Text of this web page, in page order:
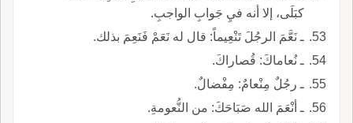
كبَلَى، إلا أنه فيِ جَوابِ الواجبِ.
ـ نَعَّمَ الرجُلَ تَنْعِيماً: قال له نَعَمْ فَنَعِمَ بذلك.
ـ نُعاماكَ: قُصاراكَ.
ـ رجُلٌ مِنْعامٌ: مِفْضالٌ.
ـ أنْعَمَ الله صَبَاحَكَ: من النُّعومةِ.